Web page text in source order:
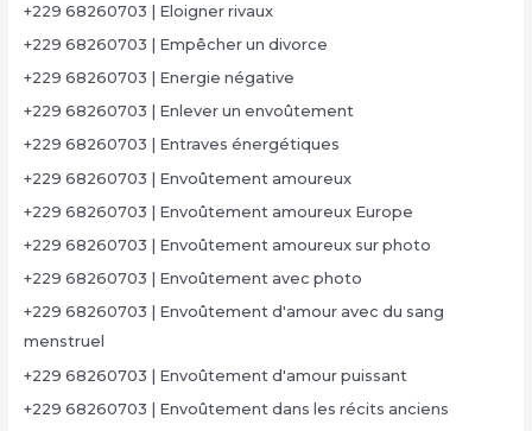
+229 68260703 | Eloigner rivaux
+229 68260703 | Empêcher un divorce
+229 68260703 | Energie négative
+229 68260703 | Enlever un envoûtement
+229 68260703 | Entraves énergétiques
+229 68260703 | Envoûtement amoureux
+229 68260703 | Envoûtement amoureux Europe
+229 68260703 | Envoûtement amoureux sur photo
+229 68260703 | Envoûtement avec photo
+229 68260703 | Envoûtement d'amour avec du sang
menstruel
+229 68260703 | Envoûtement d'amour puissant
+229 68260703 | Envoûtement dans les récits anciens